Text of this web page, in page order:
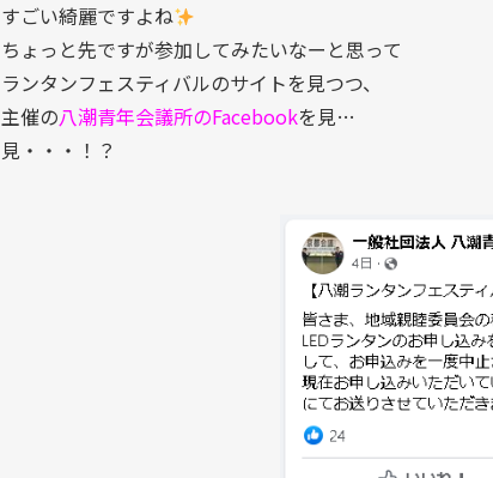
すごい綺麗ですよね
ちょっと先ですが参加してみたいなーと思って
ランタンフェスティバルのサイトを見つつ、
主催の八潮青年会議所のFacebookを見…
見・・・！？